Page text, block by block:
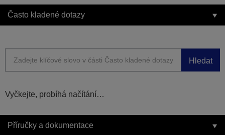
Často kladené dotazy
Hledat
Vyčkejte, probíhá načítání…
Příručky a dokumentace